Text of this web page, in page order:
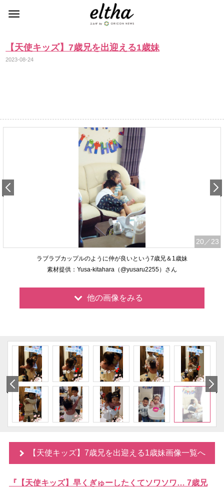
【天使キッズ】7歳兄を出迎える1歳妹
2023-08-24
20 ／23
ラブラブカップルのように仲が良いという7歳兄＆1歳妹
素材提供：Yusa-kitahara（@yusaru2255）さん
他の画像をみる
【天使キッズ】7歳兄を出迎える1歳妹画像一覧へ
『【天使キッズ】早くぎゅーしたくてソワソワ… 7歳兄